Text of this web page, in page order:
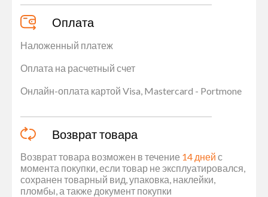
Оплата
Наложенный платеж
Оплата на расчетный счет
Онлайн-оплата картой Visa, Mastercard - Portmone
Возврат товара
Возврат товара возможен в течение 14 дней с
момента покупки, если товар не эксплуатировался,
сохранен товарный вид, упаковка, наклейки,
пломбы, а также документ покупки